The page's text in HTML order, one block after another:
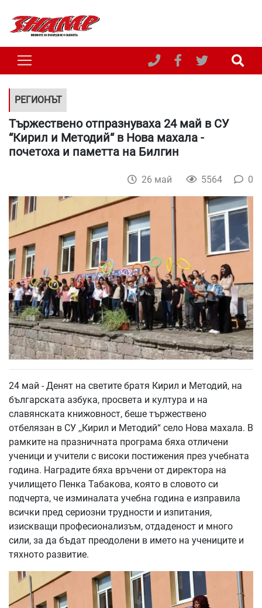
РЕГИОНЪТ
Тържествено отпразнуваха 24 май в СУ
“Кирил и Методий“ в Нова махала -
почетоха и паметта на Билгин
26 май 5564 0
24 май - Денят на светите братя Кирил и Методий, на
българската азбука, просвета и култура и на
славянската книжовност, беше тържествено
отбелязан в СУ ,,Кирил и Методий“ село Нова махала. В
рамките на празничната програма бяха отличени
ученици и учители с високи постижения през учебната
година. Наградите бяха връчени от директора на
училището Пенка Табакова, която в словото си
подчерта, че изминалата учебна година е изправила
всички пред сериозни трудности и изпитания,
изискващи професионализъм, отдаденост и много
сили, за да бъдат преодолени в името на учениците и
тяхното развитие.